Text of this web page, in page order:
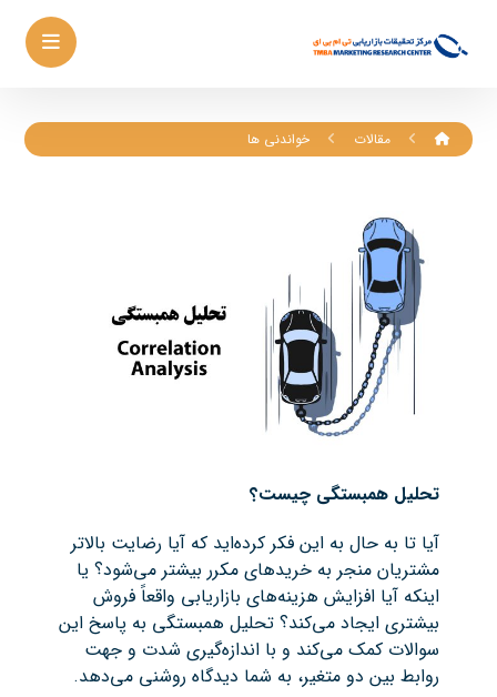
مقالات خواندنی ها
تحلیل همبستگی چیست؟
آیا تا به حال به این فکر کرده‌اید که آیا رضایت بالاتر
مشتریان منجر به خریدهای مکرر بیشتر می‌شود؟ یا
اینکه آیا افزایش هزینه‌های بازاریابی واقعاً فروش
بیشتری ایجاد می‌کند؟ تحلیل همبستگی به پاسخ این
سوالات کمک می‌کند و با اندازه‌گیری شدت و جهت
روابط بین دو متغیر، به شما دیدگاه روشنی می‌دهد.